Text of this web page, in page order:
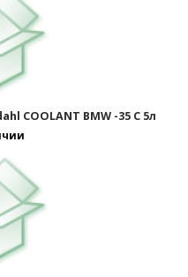
COOLANT BMW -35 C 5л